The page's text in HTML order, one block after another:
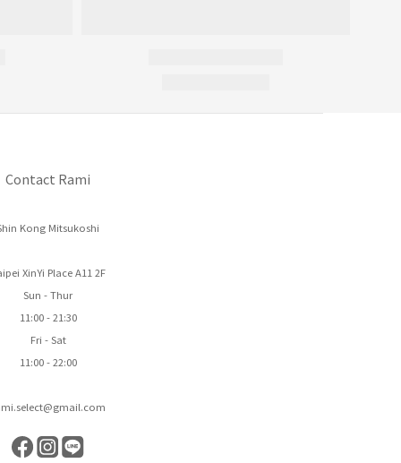
Contact Rami
Kong Mitsukoshi
XinYi Place A11 2F
Sun - Thur
11:00 - 21:30
Fri - Sat
11:00 - 22:00